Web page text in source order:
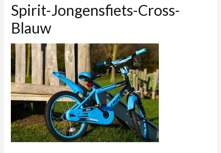
Spirit-Jongensfiets-Cross-
Blauw